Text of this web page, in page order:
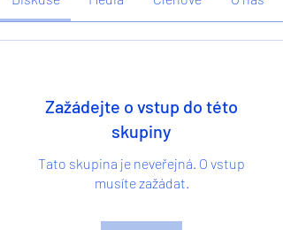
Zažádejte o vstup do této
skupiny
Tato skupina je neveřejná. O vstup
musíte zažádat.